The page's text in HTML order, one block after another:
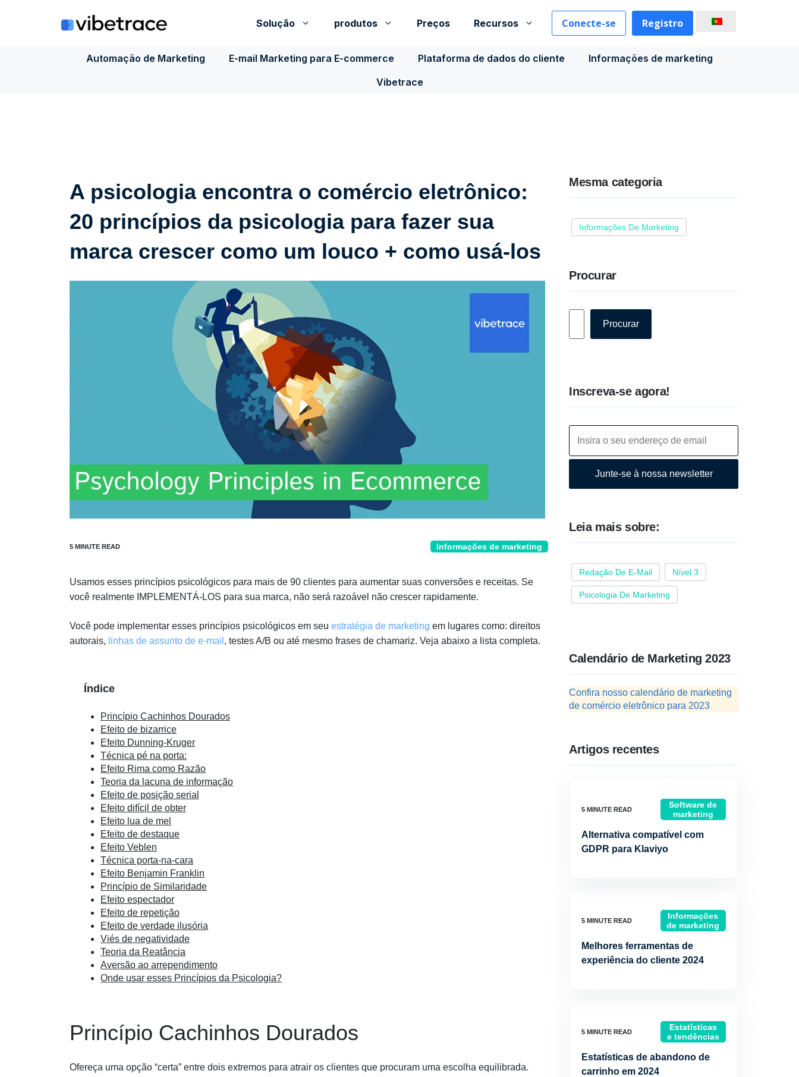
Solução produtos Preços Recursos Conecte-se Registro
Automação de Marketing E-mail Marketing para E-commerce Plataforma de dados do cliente
Informações de marketing
Vibetrace
A psicologia encontra o comércio eletrônico:
20 princípios da psicologia para fazer sua
marca crescer como um louco + como usá-los
Informações de marketing
Usamos esses princípios psicológicos para mais de 90 clientes para aumentar suas conversões e receitas. Se
você realmente IMPLEMENTÁ-LOS para sua marca, não será razoável não crescer rapidamente.
Você pode implementar esses princípios psicológicos em seu estratégia de marketing em lugares como: direitos
autorais, linhas de assunto de e-mail , testes A/B ou até mesmo frases de chamariz. Veja abaixo a lista completa.
Índice
Princípio Cachinhos Dourados
Efeito de bizarrice
Efeito Dunning-Kruger
Técnica pé na porta:
Efeito Rima como Razão
Teoria da lacuna de informação
Efeito de posição serial
Efeito difícil de obter
Efeito lua de mel
Efeito de destaque
Efeito Veblen
Técnica porta-na-cara
Efeito Benjamin Franklin
Princípio de Similaridade
Efeito espectador
Efeito de repetição
Efeito de verdade ilusória
Viés de negatividade
Teoria da Reatância
Aversão ao arrependimento
Onde usar esses Princípios da Psicologia?
Princípio Cachinhos Dourados
Ofereça uma opção “certa” entre dois extremos para atrair os clientes que procuram uma escolha equilibrada.
Mesma categoria
Informações De Marketing
Procurar
Procurar
Inscreva-se agora!
Junte-se à nossa newsletter
Leia mais sobre:
Redação De E-Mail Nível 3
Psicologia De Marketing
Calendário de Marketing 2023
Confira nosso calendário de marketing
de comércio eletrônico para 2023
Artigos recentes
Software de
marketing
Alternativa compatível com
GDPR para Klaviyo
Informações
de marketing
Melhores ferramentas de
experiência do cliente 2024
Estatísticas
e tendências
Estatísticas de abandono de
carrinho em 2024